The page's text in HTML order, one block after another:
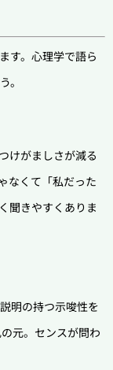
す。心理学で語ら
。
けがましさが減る
なくて「私だった
聞きやすくありま
明の持つ示唆性を
元。センスが問わ